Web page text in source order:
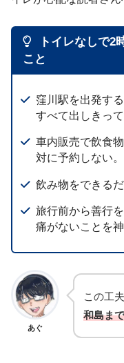
トイレなしで2
こと
窪川駅を出発す
すべて出しきって
車内販売で飲食
対に予約しない。
飲み物をできる
旅行前から善行
痛がないことを神
あぐ
この工
和島ま